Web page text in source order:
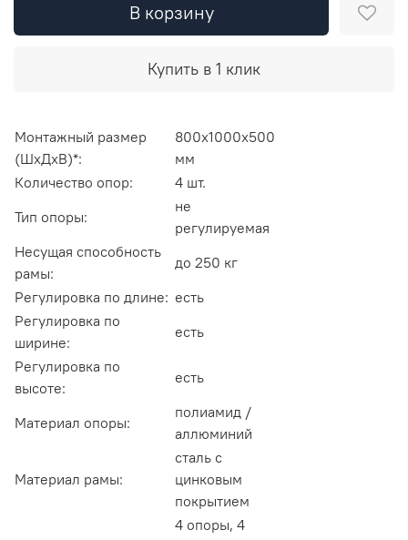
В корзину
Купить в 1 клик
Монтажный размер
(ШхДхВ)*:
800х1000х500
мм
Количество опор:
4 шт.
Тип опоры:
не
регулируемая
Несущая способность
рамы:
до 250 кг
Регулировка по длине: есть
Регулировка по
ширине:
есть
Регулировка по
высоте:
есть
Материал опоры:
полиамид /
аллюминий
Материал рамы:
сталь с
цинковым
покрытием
4 опоры, 4